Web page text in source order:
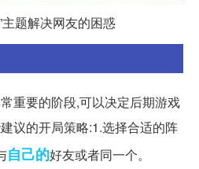
主题解决网友的困惑
重要的阶段,可以决定后期游戏
议的开局策略:1.选择合适的阵
自己的好友或者同一个。